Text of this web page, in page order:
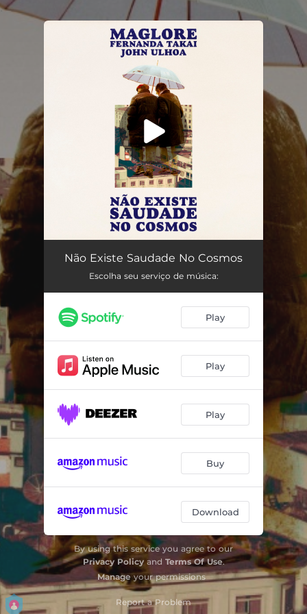
You're all set!
Não Existe Saudade No Cosmos 03:34
Não Existe Saudade No Cosmos
Escolha seu serviço de música:
Play
Play
Play
Buy
Download
By using this service you agree to our
Privacy Policyand Terms Of Use.
Manageyour permissions
Report a Problem
.